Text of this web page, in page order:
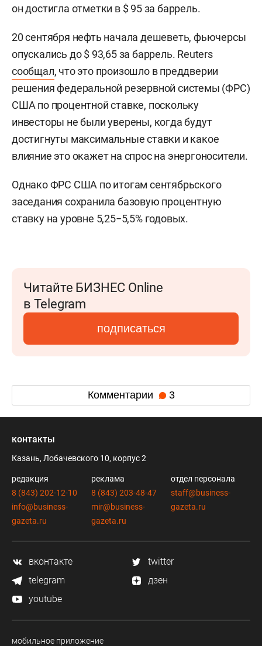
он достигла отметки в $ 95 за баррель.
20 сентября нефть начала дешеветь, фьючерсы
опускались до $ 93,65 за баррель. Reuters
сообщал, что это произошло в преддверии
решения федеральной резервной системы (ФРС)
США по процентной ставке, поскольку
инвесторы не были уверены, когда будут
достигнуты максимальные ставки и какое
влияние это окажет на спрос на энергоносители.
Однако ФРС США по итогам сентябрьского
заседания сохранила базовую процентную
ставку на уровне 5,25−5,5% годовых.
Читайте БИЗНЕС Online
в Telegram
подписаться
Комментарии 3
контакты
Казань, Лобачевского 10, корпус 2
редакция
8 (843) 202-12-10
info@business-
gazeta.ru
реклама
8 (843) 203-48-47
mir@business-
gazeta.ru
отдел персонала
staff@business-
gazeta.ru
вконтакте
twitter
telegram
дзен
youtube
мобильное приложение